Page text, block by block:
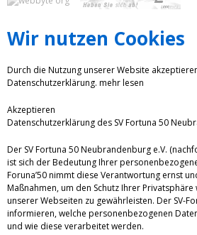
Wir nutzen Cookies
Durch die Nutzung unserer Website
Datenschutzerklärung. mehr lesen
Akzeptieren
Datenschutzerklärung des SV Fortuna 50
Der SV Fortuna 50 Neubrandenburg e.V.
ist sich der Bedeutung Ihrer
Foruna’50 nimmt diese Verantwortung ernst
Maßnahmen, um den Schutz Ihrer
unserer Webseiten zu gewährleisten. Der SV-
informieren, welche personenbezogenen
und wie diese verarbeitet werden.